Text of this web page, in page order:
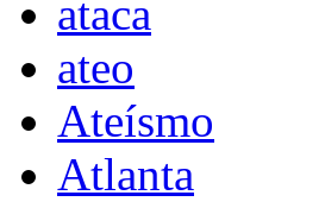
ataca
ateo
Ateísmo
Atlanta